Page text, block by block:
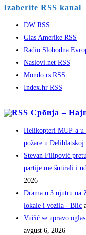
Izaberite RSS kanal
DW RSS
Glas Amerike RSS
Radio Slobodna
Naslovi.net RSS
Mondo.rs RSS
Index.hr RSS
Србија –
Helikopteri MUP-a u
požare u Deliblatskoj
Stevan Filipović
partije me šutirali i
2026
Drama u 3 ujutru na
lokale i vozila - Blic
Vučić se upravo
avgust 6, 2026